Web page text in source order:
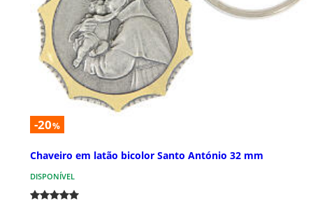
-20%
Chaveiro em latão bicolor Santo António 32 mm
DISPONÍVEL